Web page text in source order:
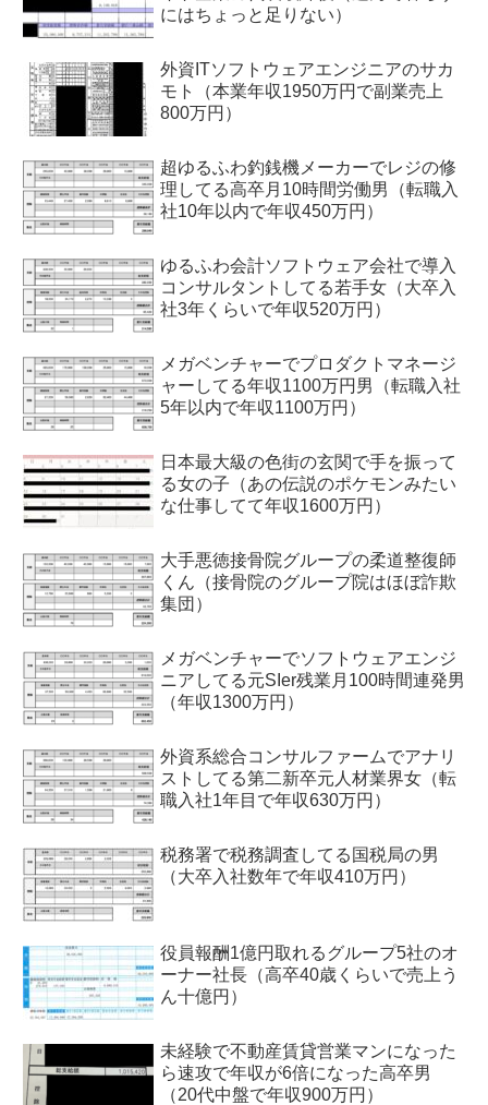
にはちょっと足りない）
外資ITソフトウェアエンジニアのサカ
モト（本業年収1950万円で副業売上
800万円）
超ゆるふわ釣銭機メーカーでレジの修
理してる高卒月10時間労働男（転職入
社10年以内で年収450万円）
ゆるふわ会計ソフトウェア会社で導入
コンサルタントしてる若手女（大卒入
社3年くらいで年収520万円）
メガベンチャーでプロダクトマネージ
ャーしてる年収1100万円男（転職入社
5年以内で年収1100万円）
日本最大級の色街の玄関で手を振って
る女の子（あの伝説のポケモンみたい
な仕事してて年収1600万円）
大手悪徳接骨院グループの柔道整復師
くん（接骨院のグループ院はほぼ詐欺
集団）
メガベンチャーでソフトウェアエンジ
ニアしてる元SIer残業月100時間連発男
（年収1300万円）
外資系総合コンサルファームでアナリ
ストしてる第二新卒元人材業界女（転
職入社1年目で年収630万円）
税務署で税務調査してる国税局の男
（大卒入社数年で年収410万円）
役員報酬1億円取れるグループ5社のオ
ーナー社長（高卒40歳くらいで売上う
ん十億円）
未経験で不動産賃貸営業マンになった
ら速攻で年収が6倍になった高卒男
（20代中盤で年収900万円）